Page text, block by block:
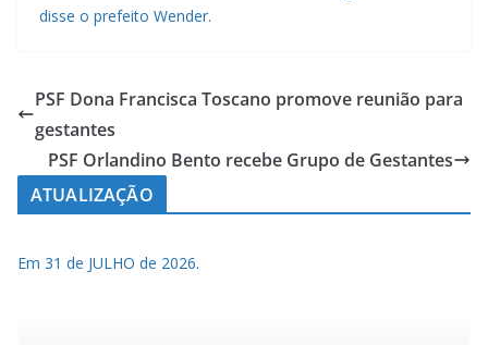
disse o prefeito Wender.
PSF Dona Francisca Toscano promove reunião para
gestantes
PSF Orlandino Bento recebe Grupo de Gestantes
ATUALIZAÇÃO
Em 31 de JULHO de 2026.